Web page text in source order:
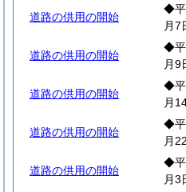
道路の供用の開始
◆平
月7
道路の供用の開始
◆平
月9
道路の供用の開始
◆平
月
道路の供用の開始
◆平
月
道路の供用の開始
◆平
月3